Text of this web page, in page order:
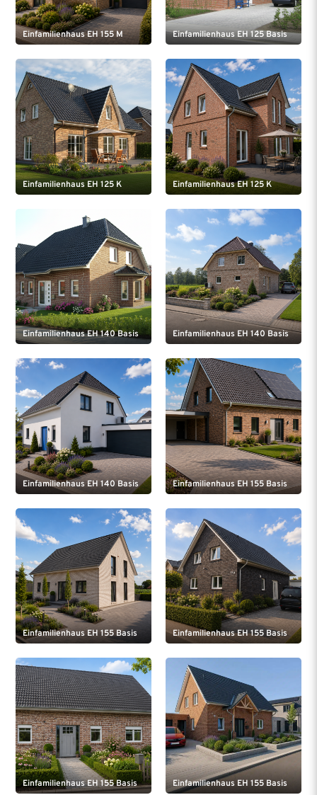
Einfamilienhaus EH 155 M Einfamilienhaus EH 125 Basis
Einfamilienhaus EH 125 K Einfamilienhaus EH 125 K
Einfamilienhaus EH 140 Basis Einfamilienhaus EH 140 Basis
Einfamilienhaus EH 140 Basis Einfamilienhaus EH 155 Basis
Einfamilienhaus EH 155 Basis Einfamilienhaus EH 155 Basis
Einfamilienhaus EH 155 Basis Einfamilienhaus EH 155 Basis